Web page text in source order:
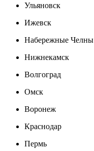
Ульяновск
Ижевск
Набережные Челны
Нижнекамск
Волгоград
Омск
Воронеж
Краснодар
Пермь